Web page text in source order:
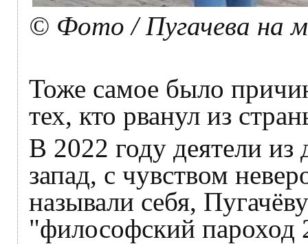
© Фото / Пугачева на
Тоже самое было
тех, кто рванул из
В 2022 году деятели
запад, с чувством
называли себя,
"философский пароход